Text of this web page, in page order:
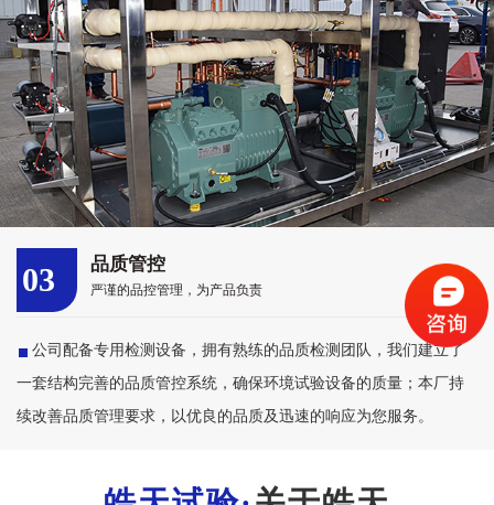
03 品质管控
严谨的品控管理，为产品负责
公司配备专用检测设备，拥有熟练的品质检测团队，我们建立了
一套结构完善的品质管控系统，确保环境试验设备的质量；本厂持
续改善品质管理要求，以优良的品质及迅速的响应为您服务。